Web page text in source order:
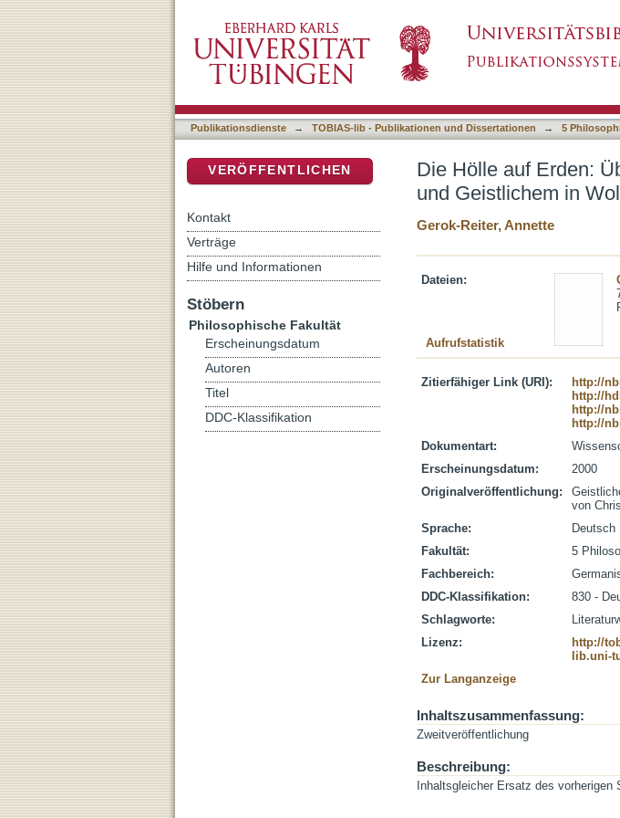
'Willehalm'
Publikationsdienste → TOBIAS-lib - Publikationen und Dissertationen → 5
Die Hölle auf Erden:
und Geistlichem in
Gerok-Reiter, Annette
Dateien:
Aufrufstatistik
Zitierfähiger Link (URI):
http://
http://
http://
http://
Dokumentart:
Erscheinungsdatum:
2000
Originalveröffentlichung:
von
Sprache:
Deutsch
Fakultät:
5
Fachbereich:
DDC-Klassifikation:
830 -
Schlagworte:
Lizenz:
http://
lib.uni-
Zur Langanzeige
Inhaltszusammenfassung:
Zweitveröffentlichung
Beschreibung:
Inhaltsgleicher Ersatz des vorherigen
VERÖFFENTLICHEN
Kontakt
Verträge
Hilfe und Informationen
Stöbern
Philosophische Fakultät
Erscheinungsdatum
Autoren
Titel
DDC-Klassifikation